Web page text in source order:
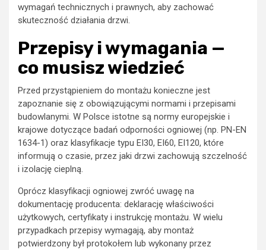
wymagań technicznych i prawnych, aby zachować
skuteczność działania drzwi.
Przepisy i wymagania —
co musisz wiedzieć
Przed przystąpieniem do montażu konieczne jest
zapoznanie się z obowiązującymi normami i przepisami
budowlanymi. W Polsce istotne są normy europejskie i
krajowe dotyczące badań odporności ogniowej (np. PN-EN
1634-1) oraz klasyfikacje typu EI30, EI60, EI120, które
informują o czasie, przez jaki drzwi zachowują szczelność
i izolację cieplną.
Oprócz klasyfikacji ogniowej zwróć uwagę na
dokumentację producenta: deklarację właściwości
użytkowych, certyfikaty i instrukcję montażu. W wielu
przypadkach przepisy wymagają, aby montaż
potwierdzony był protokołem lub wykonany przez